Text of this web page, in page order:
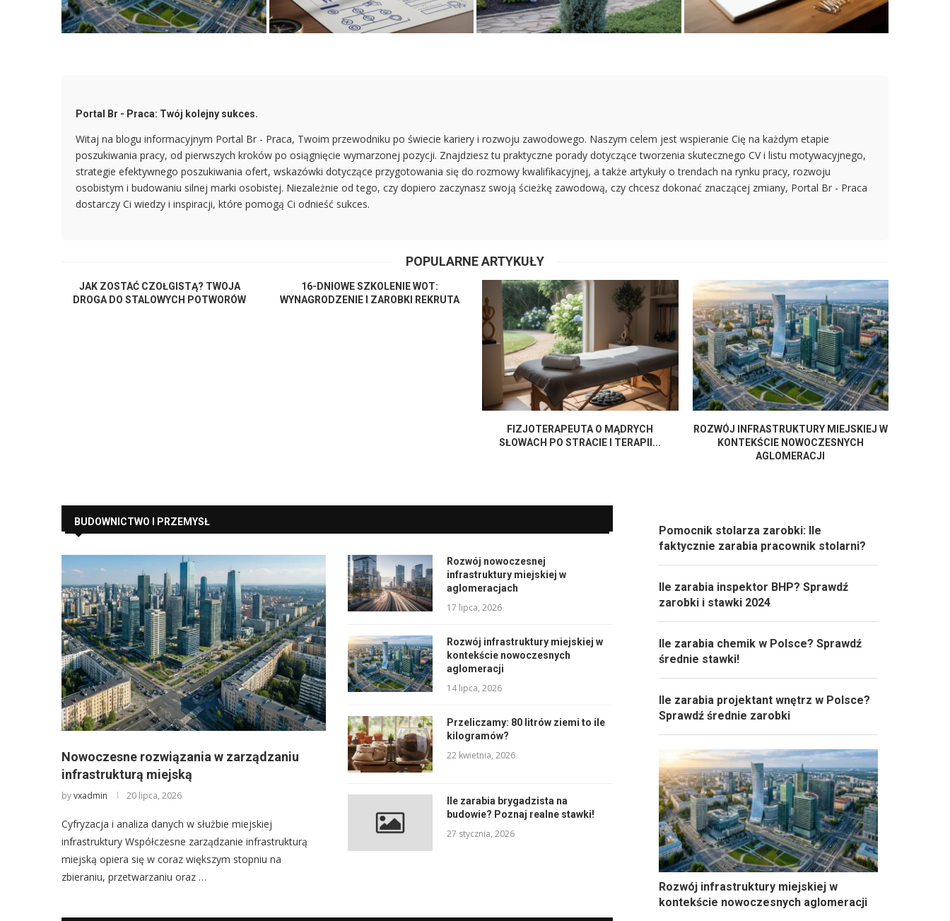
Rozwój infrastruktury miejskiej w
kontekście nowoczesnych aglomeracji
Umorzenie długu: gotowy wzór i
instrukcja krok po kroku
Jałowiec Moonglow: Sekret idealnej
kolumny w twoim ogrodzie
Ile dni zostało do wakacji bez
weekendów? Planujemy czas z dziećmi
Portal Br - Praca: Twój kolejny sukces.
Witaj na blogu informacyjnym Portal Br - Praca, Twoim przewodniku po świecie kariery i rozwoju zawodowego. Naszym celem jest wspieranie Cię na każdym etapie
poszukiwania pracy, od pierwszych kroków po osiągnięcie wymarzonej pozycji. Znajdziesz tu praktyczne porady dotyczące tworzenia skutecznego CV i listu motywacyjnego,
strategie efektywnego poszukiwania ofert, wskazówki dotyczące przygotowania się do rozmowy kwalifikacyjnej, a także artykuły o trendach na rynku pracy, rozwoju
osobistym i budowaniu silnej marki osobistej. Niezależnie od tego, czy dopiero zaczynasz swoją ścieżkę zawodową, czy chcesz dokonać znaczącej zmiany, Portal Br - Praca
dostarczy Ci wiedzy i inspiracji, które pomogą Ci odnieść sukces.
POPULARNE ARTYKUŁY
JAK ZOSTAĆ CZOŁGISTĄ? TWOJA
DROGA DO STALOWYCH POTWORÓW
16-DNIOWE SZKOLENIE WOT:
WYNAGRODZENIE I ZAROBKI REKRUTA
FIZJOTERAPEUTA O MĄDRYCH
SŁOWACH PO STRACIE I TERAPII...
ROZWÓJ INFRASTRUKTURY MIEJSKIEJ W
KONTEKŚCIE NOWOCZESNYCH
AGLOMERACJI
BUDOWNICTWO I PRZEMYSŁ
Nowoczesne rozwiązania w zarządzaniu
infrastrukturą miejską
byvxadmin 20 lipca, 2026
Cyfryzacja i analiza danych w służbie miejskiej
infrastruktury Współczesne zarządzanie infrastrukturą
miejską opiera się w coraz większym stopniu na
zbieraniu, przetwarzaniu oraz …
Rozwój nowoczesnej
infrastruktury miejskiej w
aglomeracjach
17 lipca, 2026
Rozwój infrastruktury miejskiej w
kontekście nowoczesnych
aglomeracji
14 lipca, 2026
Przeliczamy: 80 litrów ziemi to ile
kilogramów?
22 kwietnia, 2026
Ile zarabia brygadzista na
budowie? Poznaj realne stawki!
27 stycznia, 2026
Pomocnik stolarza zarobki: Ile
faktycznie zarabia pracownik stolarni?
Ile zarabia inspektor BHP? Sprawdź
zarobki i stawki 2024
Ile zarabia chemik w Polsce? Sprawdź
średnie stawki!
Ile zarabia projektant wnętrz w Polsce?
Sprawdź średnie zarobki
Rozwój infrastruktury miejskiej w
kontekście nowoczesnych aglomeracji